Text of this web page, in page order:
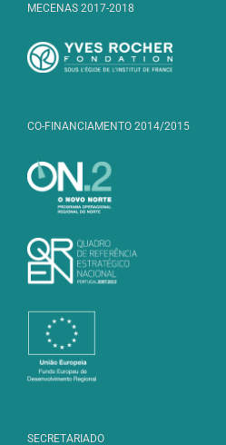
MECENAS 2017-2018
CO-FINANCIAMENTO 2014/2015
SECRETARIADO